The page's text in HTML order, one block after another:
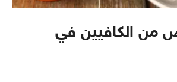
من الكافيين في